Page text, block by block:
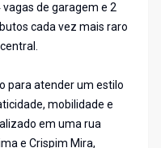
de garagem e 2
cada vez mais raro
para atender um estilo
mobilidade e
em uma rua
e Crispim Mira,